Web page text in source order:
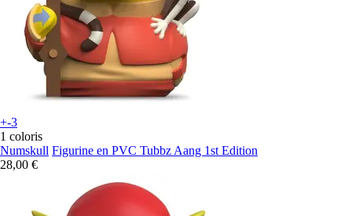
+-3
1 coloris
Numskull Figurine en PVC Tubbz Aang 1st Edition
28,00 €